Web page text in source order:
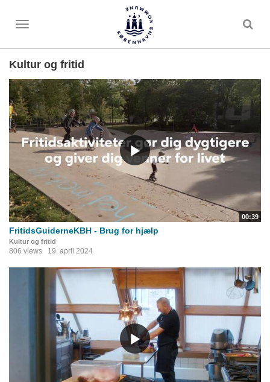
Toggle
Kultur og fritid
00:39
FritidsGuiderneKBH - Brug for hjælp
Kultur og fritid
806 views 19. april 2024